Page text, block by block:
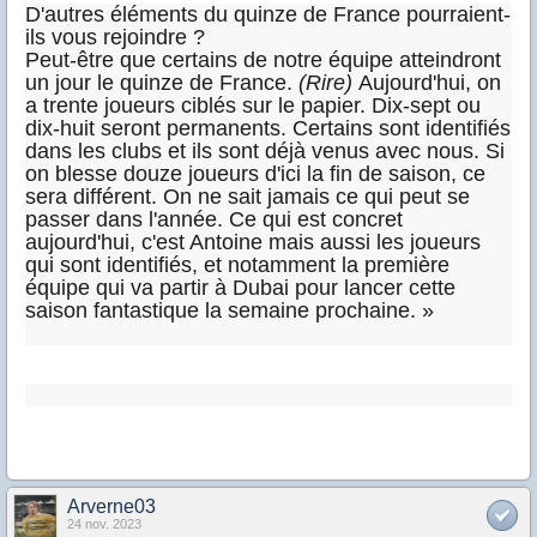
D'autres éléments du quinze de France pourraient-
ils vous rejoindre ?
Peut-être que certains de notre équipe atteindront
un jour le quinze de France. (Rire) Aujourd'hui, on
a trente joueurs ciblés sur le papier. Dix-sept ou
dix-huit seront permanents. Certains sont identifiés
dans les clubs et ils sont déjà venus avec nous. Si
on blesse douze joueurs d'ici la fin de saison, ce
sera différent. On ne sait jamais ce qui peut se
passer dans l'année. Ce qui est concret
aujourd'hui, c'est Antoine mais aussi les joueurs
qui sont identifiés, et notamment la première
équipe qui va partir à Dubai pour lancer cette
saison fantastique la semaine prochaine. »
Arverne03
24 nov. 2023